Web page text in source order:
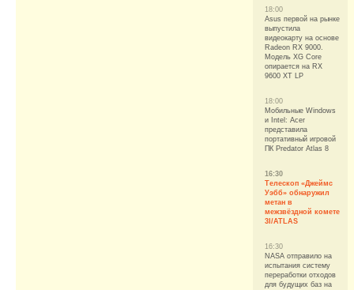
18:00
Asus первой на рынке
выпустила
видеокарту на основе
Radeon RX 9000.
Модель XG Core
опирается на RX
9600 XT LP
18:00
Мобильные Windows
и Intel: Acer
представила
портативный игровой
ПК Predator Atlas 8
16:30
Телескоп «Джеймс
Уэбб» обнаружил
метан в
межзвёздной комете
3I/ATLAS
16:30
NASA отправило на
испытания систему
переработки отходов
для будущих баз на